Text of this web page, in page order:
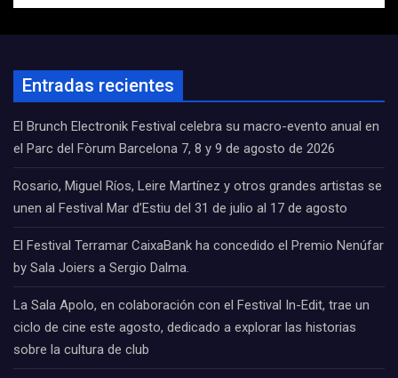
Entradas recientes
El Brunch Electronik Festival celebra su macro-evento anual en
el Parc del Fòrum Barcelona 7, 8 y 9 de agosto de 2026
Rosario, Miguel Ríos, Leire Martínez y otros grandes artistas se
unen al Festival Mar d’Estiu del 31 de julio al 17 de agosto
El Festival Terramar CaixaBank ha concedido el Premio Nenúfar
by Sala Joiers a Sergio Dalma.
La Sala Apolo, en colaboración con el Festival In-Edit, trae un
ciclo de cine este agosto, dedicado a explorar las historias
sobre la cultura de club